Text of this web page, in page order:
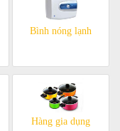
Bình nóng lạnh
Hàng gia dụng